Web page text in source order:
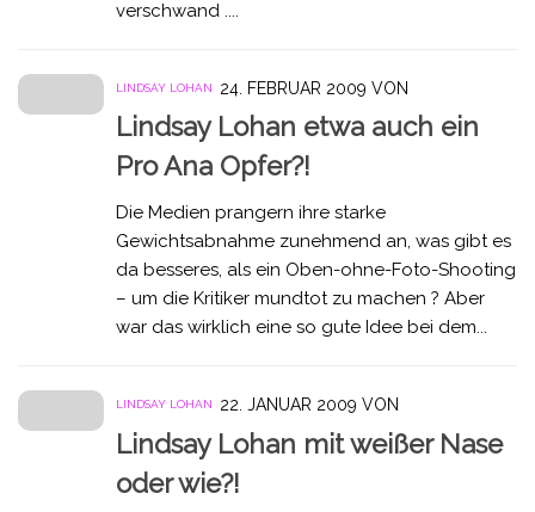
verschwand ....
LINDSAY LOHAN 24. FEBRUAR 2009 VON
Lindsay Lohan etwa auch ein
Pro Ana Opfer?!
Die Medien prangern ihre starke
Gewichtsabnahme zunehmend an, was gibt es
da besseres, als ein Oben-ohne-Foto-Shooting
– um die Kritiker mundtot zu machen ? Aber
war das wirklich eine so gute Idee bei dem...
LINDSAY LOHAN 22. JANUAR 2009 VON
Lindsay Lohan mit weißer Nase
oder wie?!